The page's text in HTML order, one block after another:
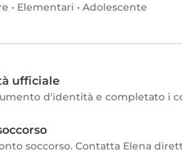
• Elementari • Adolescente
ufficiale
d'identità e completato i
soccorso. Contatta Elena